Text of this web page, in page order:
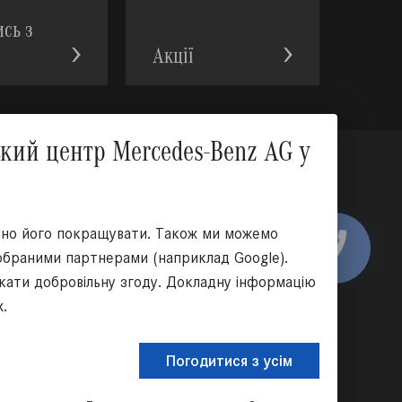
центр Mercedes-Benz AG у
його покращувати. Також ми можемо
партнерами (наприклад Google).
добровільну згоду. Докладну інформацію
Погодитися з усім
з
Акції
мережах:
КНОПКА
ЗВ'ЯЗКУ